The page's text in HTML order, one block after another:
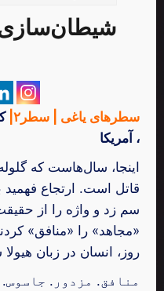
سطرهای یاغی | سطر۲|
، آمریکا
اینجا، سال‌هاست که گلوله
قاتل است. ارتجاع فهمید
سم زد و واژه را از
«مجاهد» را «منافق»
روز، انسان در زبان
منافق. مزدور.